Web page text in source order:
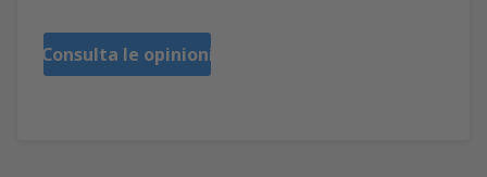
Consulta le opinioni